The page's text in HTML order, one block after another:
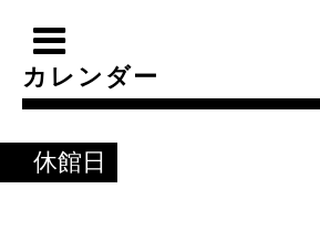
カレンダー
休館日